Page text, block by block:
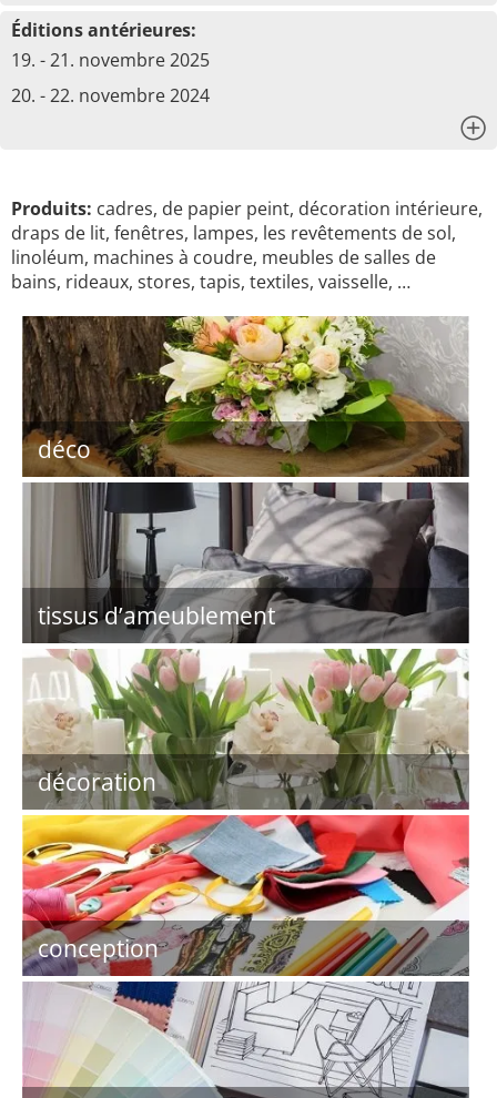
Éditions antérieures:
19. - 21. novembre 2025
20. - 22. novembre 2024
Produits: cadres, de papier peint, décoration intérieure,
draps de lit, fenêtres, lampes, les revêtements de sol,
linoléum, machines à coudre, meubles de salles de
bains, rideaux, stores, tapis, textiles, vaisselle, …
déco
tissus d’ameublement
décoration
conception